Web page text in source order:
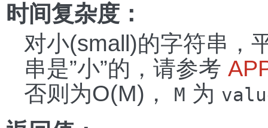
时间复杂度：
对小(small)的字符串，
串是”小”的，请参考
否则为O(M)，
M 为